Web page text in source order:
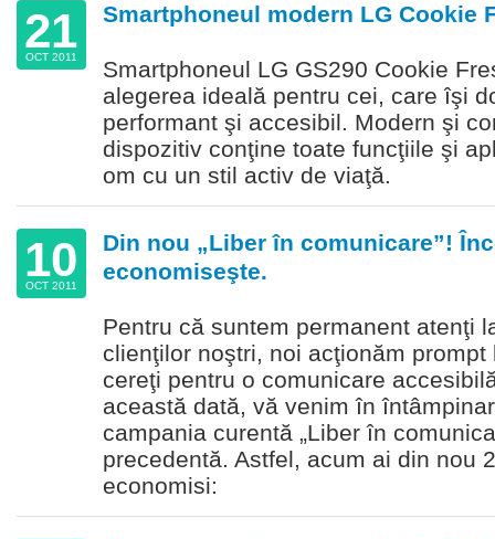
21
OCT 2011
Smartphoneul modern LG Cookie
Smartphoneul LG GS290 Cookie
alegerea ideală pentru cei, care îşi
performant şi accesibil. Modern şi
dispozitiv conţine toate funcţiile şi
om cu un stil activ de viaţă.
10
OCT 2011
Din nou „Liber în comunicare”!
economiseşte.
Pentru că suntem permanent atenţi
clienţilor noştri, noi acţionăm prompt
cereţi pentru o comunicare
această dată, vă venim în
campania curentă „Liber în
precedentă. Astfel, acum ai din nou
economisi: